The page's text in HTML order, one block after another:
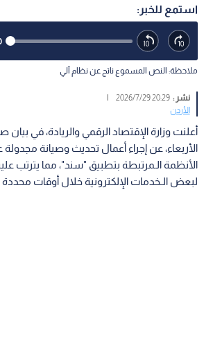
استمع للخبر:
ملاحظة: النص المسموع ناتج عن نظام آلي
نشر :20:29 2026/7/29
الأردن
أعلنت وزارة الإقتصاد الرقمي والريادة، في بيان
الأربعاء، عن إجراء أعمال تحديث وصيانة
الأنظمة الـمرتبطة بتطبيق "سند"، مما يترتب
لبعض الـخدمات الإلكترونية خلال أوقات محددة